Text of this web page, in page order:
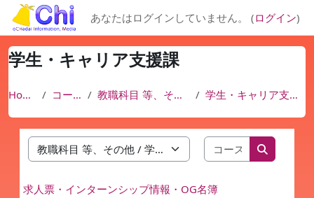
メインコンテンツへスキップする
あなたはログインしていません。 (ログイン)
学生・キャリア支援課
Home コース 教職科目 等、その他 学生・キャリア支援課
コースカテゴリ
コースを検
コースを
求人票・インターンシップ情報・OG名簿